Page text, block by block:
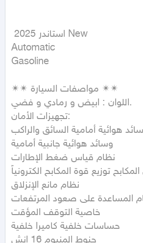
Automatic
Gasoline
✴✴ مواصفات السيارة ✴✴
اللوان : ابيض و رمادي و فضي.
تجهيزات الأمان:
هوائية أمامية السائق والراكب)
وسائد هوائية جانبية أمامية
نظام قياس ضغط الإطارات
توزيع قوة المكابح الكترونياً
نظام مانع الإنزلاق
المساعدة على صعود المرتفعات
خاصية التوقف المؤقت
حساسات خلفية كاميرا خلفية
جنوط المنيوم 16 انش